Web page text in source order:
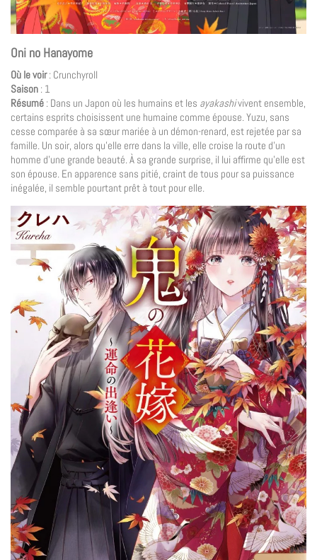
Oni no Hanayome
Où le voir: Crunchyroll
Saison : 1
Résumé : Dans un Japon où les humains et les ayakashivivent ensemble,
certains esprits choisissent une humaine comme épouse. Yuzu, sans
cesse comparée à sa sœur mariée à un démon-renard, est rejetée par sa
famille. Un soir, alors qu’elle erre dans la ville, elle croise la route d’un
homme d’une grande beauté. À sa grande surprise, il lui affirme qu’elle est
son épouse. En apparence sans pitié, craint de tous pour sa puissance
inégalée, il semble pourtant prêt à tout pour elle.